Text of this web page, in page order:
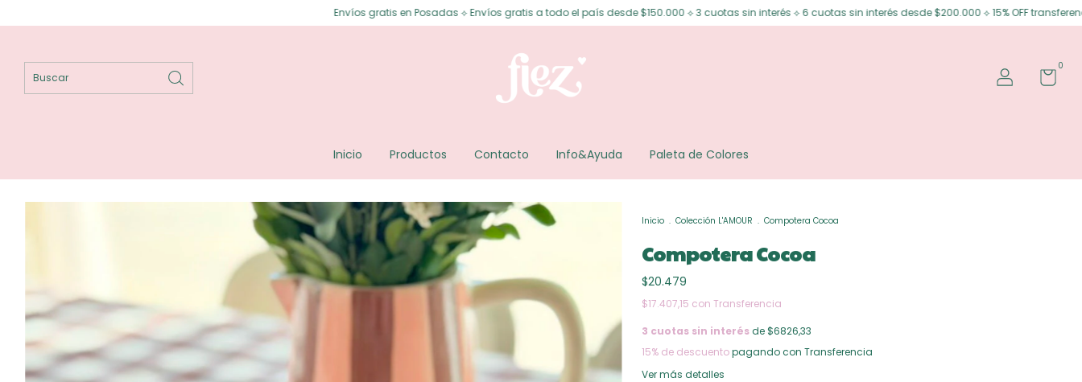
Envíos gratis en Posadas ⟡ Envíos gratis a todo el país desde $150.000 ⟡ 3 cuotas sin interés ⟡ 6 cuotas sin interés desde $200.000 ⟡ 15% OFF transferencia Envíos
0
Inicio Productos Contacto Info&Ayuda Paleta de Colores
Inicio . Colección L'AMOUR . Compotera Cocoa
Compotera Cocoa
$20.479
$17.407,15 con Transferencia
3 cuotas sin interésde $6826,33
15% de descuentopagando con Transferencia
Ver más detalles